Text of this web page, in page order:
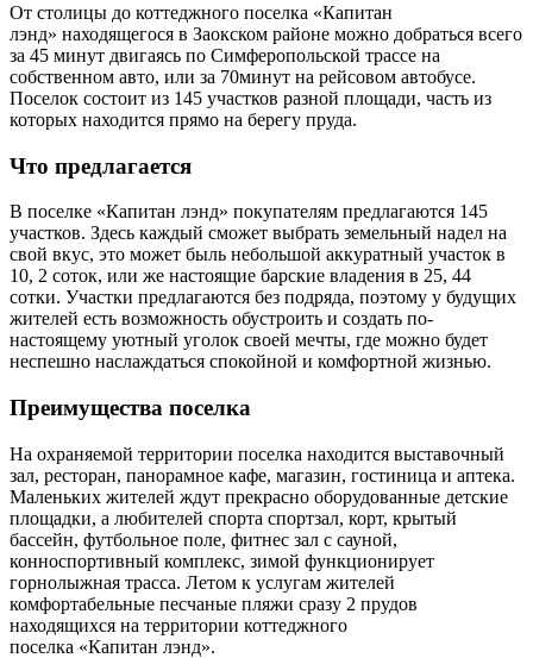
От столицы до коттеджного поселка «Капитан
лэнд» находящегося в Заокском районе можно добраться всего
за 45 минут двигаясь по Симферопольской трассе на
собственном авто, или за 70минут на рейсовом автобусе.
Поселок состоит из 145 участков разной площади, часть из
которых находится прямо на берегу пруда.
Что предлагается
В поселке «Капитан лэнд» покупателям предлагаются 145
участков. Здесь каждый сможет выбрать земельный надел на
свой вкус, это может быль небольшой аккуратный участок в
10, 2 соток, или же настоящие барские владения в 25, 44
сотки. Участки предлагаются без подряда, поэтому у будущих
жителей есть возможность обустроить и создать по-
настоящему уютный уголок своей мечты, где можно будет
неспешно наслаждаться спокойной и комфортной жизнью.
Преимущества поселка
На охраняемой территории поселка находится выставочный
зал, ресторан, панорамное кафе, магазин, гостиница и аптека.
Маленьких жителей ждут прекрасно оборудованные детские
площадки, а любителей спорта спортзал, корт, крытый
бассейн, футбольное поле, фитнес зал с сауной,
конноспортивный комплекс, зимой функционирует
горнолыжная трасса. Летом к услугам жителей
комфортабельные песчаные пляжи сразу 2 прудов
находящихся на территории коттеджного
поселка «Капитан лэнд».